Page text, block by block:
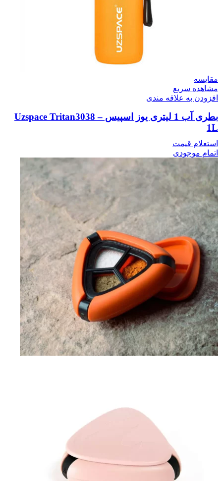
مقایسه
مشاهده سریع
افزودن به علاقه مندی
بطری آب 1 لیتری یوز اسپیس – Uzspace Tritan3038
1L
استعلام قیمت
اتمام موجودی